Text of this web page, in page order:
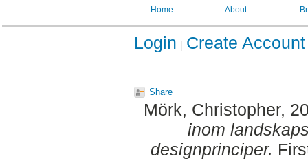
Home About
Login Create Account
Share
Mörk, Christopher,
inom
designprinciper.